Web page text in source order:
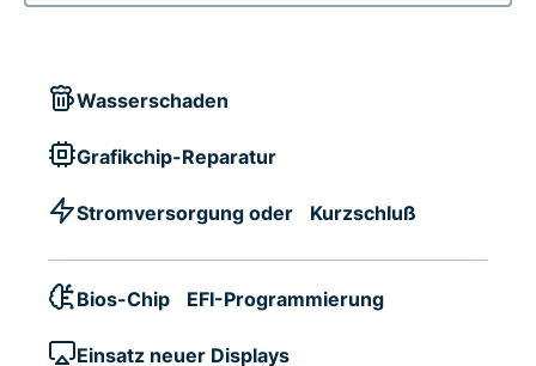
Wasserschaden
Grafikchip-Reparatur
Stromversorgung oder Kurzschluß
Bios-Chip EFI-Programmierung
Einsatz neuer Displays